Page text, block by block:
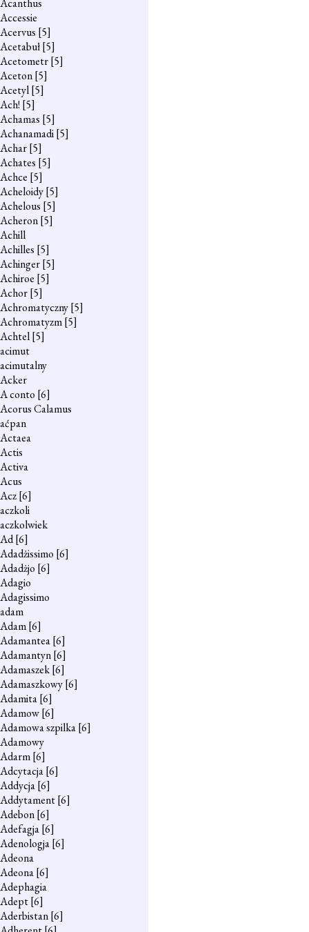
Acanthus
Accessie
Acervus [5]
Acetabuł[5]
Acetometr[5]
Aceton[5]
Acetyl[5]
Ach! [5]
Achamas [5]
Achanamadi[5]
Achar[5]
Achates [5]
Achce [5]
Acheloidy[5]
Achelous [5]
Acheron[5]
Achill
Achilles [5]
Achinger[5]
Achiroe [5]
Achor[5]
Achromatyczny[5]
Achromatyzm[5]
Achtel[5]
acimut
acimutalny
Acker
A conto [6]
Acorus Calamus
aćpan
Actaea
Actis
Activa
Acus
Acz[6]
aczkoli
aczkolwiek
Ad[6]
Adadżissimo [6]
Adadżjo [6]
Adagio
Adagissimo
adam
Adam[6]
Adamantea[6]
Adamantyn[6]
Adamaszek[6]
Adamaszkowy[6]
Adamita[6]
Adamow[6]
Adamowa szpilka[6]
Adamowy
Adarm[6]
Adcytacja[6]
Addycja[6]
Addytament[6]
Adebon[6]
Adefagja[6]
Adenologja[6]
Adeona
Adeona[6]
Adephagia
Adept[6]
Aderbistan[6]